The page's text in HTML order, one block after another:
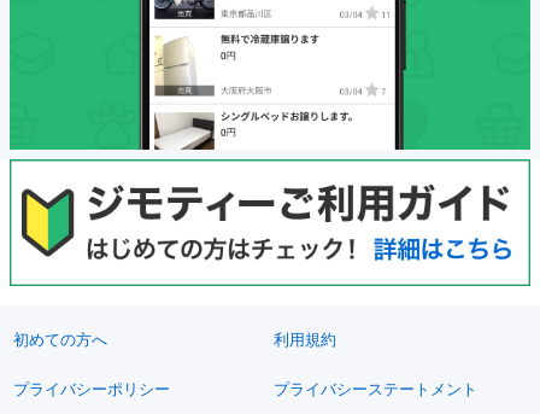
初めての方へ 利用規約
プライバシーポリシー プライバシーステートメント